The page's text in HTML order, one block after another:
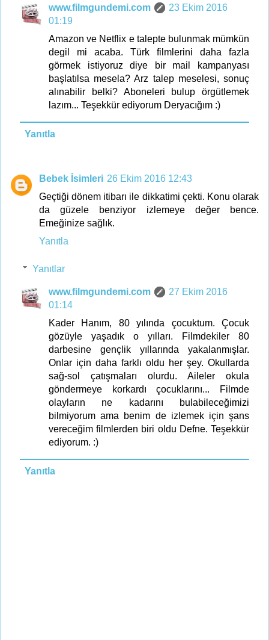
www.filmgundemi.com
23 Ekim 2016
01:19
Amazon ve Netflix e talepte bulunmak mümkün
degil mi acaba. Türk filmlerini daha fazla
görmek istiyoruz diye bir mail kampanyası
başlatılsa mesela? Arz talep meselesi, sonuç
alınabilir belki? Aboneleri bulup örgütlemek
lazım... Teşekkür ediyorum Deryacığım :)
Yanıtla
Bebek İsimleri 26 Ekim 2016 12:43
Geçtiği dönem itibarı ile dikkatimi çekti. Konu olarak
da güzele benziyor izlemeye değer bence.
Emeğinize sağlık.
Yanıtla
Yanıtlar
www.filmgundemi.com
27 Ekim 2016
01:14
Kader Hanım, 80 yılında çocuktum. Çocuk
gözüyle yaşadık o yılları. Filmdekiler 80
darbesine gençlik yıllarında yakalanmışlar.
Onlar için daha farklı oldu her şey. Okullarda
sağ-sol çatışmaları olurdu. Aileler okula
göndermeye korkardı çocuklarını... Filmde
olayların ne kadarını bulabileceğimizi
bilmiyorum ama benim de izlemek için şans
vereceğim filmlerden biri oldu Defne. Teşekkür
ediyorum. :)
Yanıtla